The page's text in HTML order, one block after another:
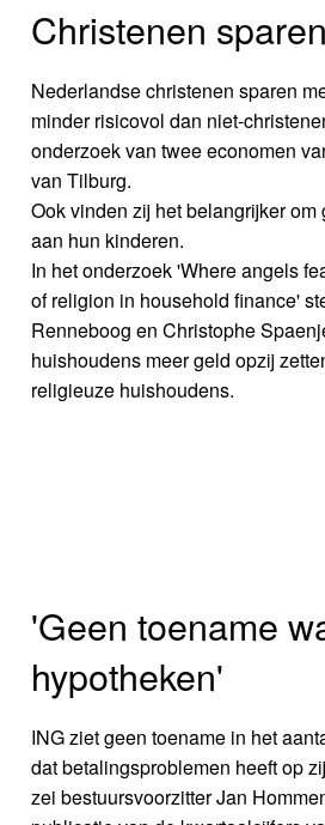
Christenen
Nederlandse christenen sparen
minder risicovol dan niet-
onderzoek van twee economen
van Tilburg.
Ook vinden zij het belangrijker om
aan hun kinderen.
In het onderzoek 'Where angels
of religion in household finance'
Renneboog en Christophe
huishoudens meer geld opzij
religieuze huishoudens.
'Geen toename
hypotheken'
ING ziet geen toename in het
dat betalingsproblemen heeft op
zei bestuursvoorzitter Jan